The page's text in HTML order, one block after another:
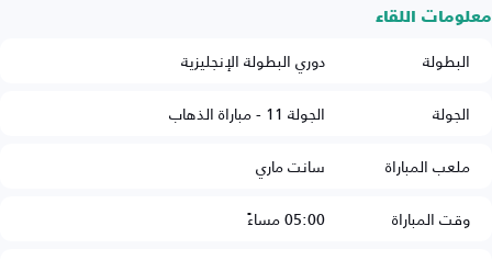
معلومات اللقاء
البطولة
دوري البطولة الإنجليزية
الجولة
الجولة 11 - مباراة الذهاب
ملعب المباراة
سانت ماري
وقت المباراة
05:00 مساءً